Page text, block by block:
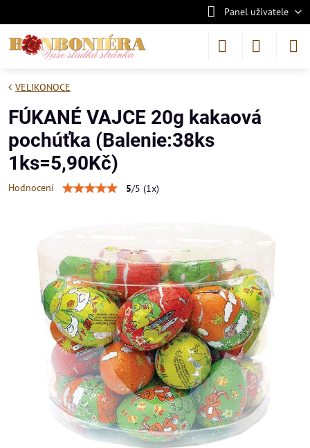
Panel uživatele
VELIKONOCE
FÚKANÉ VAJCE 20g kakaová
pochúťka (Balenie:38ks
1ks=5,90Kč)
Hodnocení 5/5 (1x)